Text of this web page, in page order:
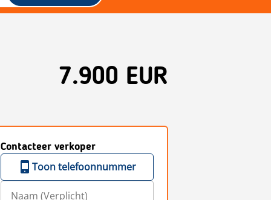
7.900 EUR
Contacteer verkoper
Toon telefoonnummer